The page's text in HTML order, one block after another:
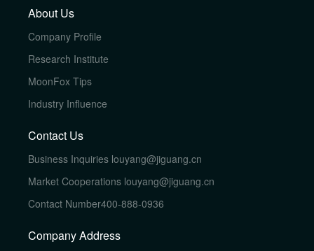
About Us
Company Profile
Research Institute
MoonFox Tips
Industry Influence
Contact Us
Business Inquiries louyang@jiguang.cn
Market Cooperations louyang@jiguang.cn
Contact Number400-888-0936
Company Address